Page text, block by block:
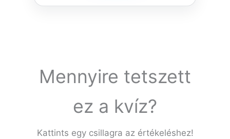
Mennyire tetszett
ez a kvíz?
Kattints egy csillagra az értékeléshez!